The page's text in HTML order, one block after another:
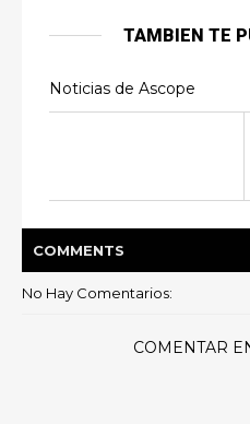
TAMBIEN TE
Noticias de Ascope
COMMENTS
No Hay Comentarios:
COMENTAR